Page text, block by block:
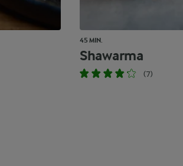
45 MIN.
Shawarma
(7)